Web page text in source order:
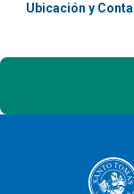
Ubicación y